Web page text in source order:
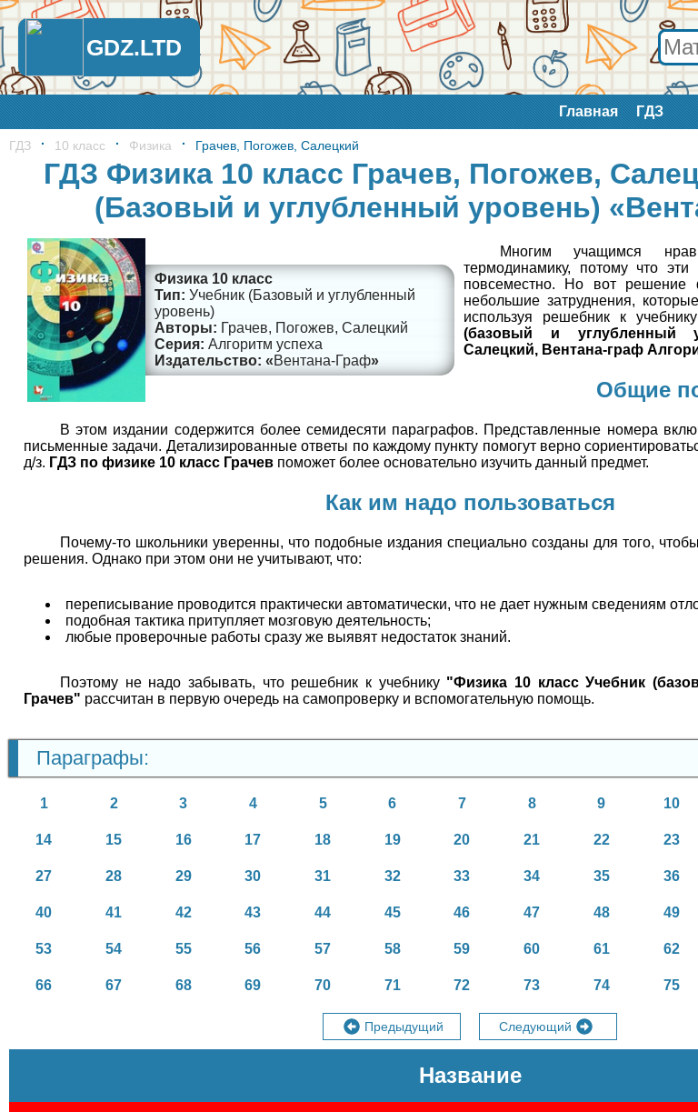
GDZ.LTD
Главная ГДЗ
ГДЗ 10 класс Физика Грачев, Погожев, Салецкий
ГДЗ Физика 10 класс Грачев, Погожев,
(Базовый и углубленный уровень)
Физика 10 класс
Учебник (Базовый и углубленный
уровень)
Грачев, Погожев, Салецкий
Алгоритм успеха
Вентана-Граф
Многим учащимся
термодинамику, потому что
повсеместно. Но вот
небольшие затруднения,
используя решебник к
(базовый и углубленный
Салецкий, Вентана-граф
Общие
В этом издании содержится более семидесяти параграфов. Представленные номера
письменные задачи. Детализированные ответы по каждому пункту помогут верно
д/з. ГДЗ по физике 10 класс Грачев поможет более основательно изучить данный предмет.
Как им надо пользоваться
Почему-то школьники уверенны, что подобные издания специально созданы для того,
решения. Однако при этом они не учитывают, что:
переписывание проводится практически автоматически, что не дает нужным сведениям
подобная тактика притупляет мозговую деятельность;
любые проверочные работы сразу же выявят недостаток знаний.
Поэтому не надо забывать, что решебник к учебнику "Физика 10 класс Учебник
Грачев" рассчитан в первую очередь на самопроверку и вспомогательную помощь.
Параграфы:
1 2 3 4 5 6 7 8 9 10
14 15 16 17 18 19 20 21 22 23
27 28 29 30 31 32 33 34 35 36
40 41 42 43 44 45 46 47 48 49
53 54 55 56 57 58 59 60 61 62
66 67 68 69 70 71 72 73 74 75
Предыдущий Следующий
Название